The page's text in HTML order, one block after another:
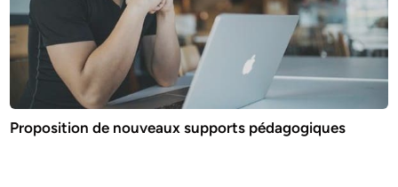
Proposition de nouveaux supports pédagogiques